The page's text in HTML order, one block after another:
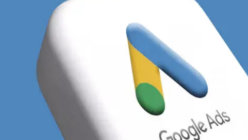
się osobom szukającym jedynie informacji, a
poprzez precyzyjne wykluczanie nieefektywnych
Twojej konkurencji są przestarzałe, wolno ładujące się
jadący tramwajem przez Plac Dominikański chce
różni się tym, że łączymy optymalizację kampanii
stron we Wrocławiu , które są od początku projektowane
ponieważ Google nagradza wysoką jakość strony
czy Psiego Pola.